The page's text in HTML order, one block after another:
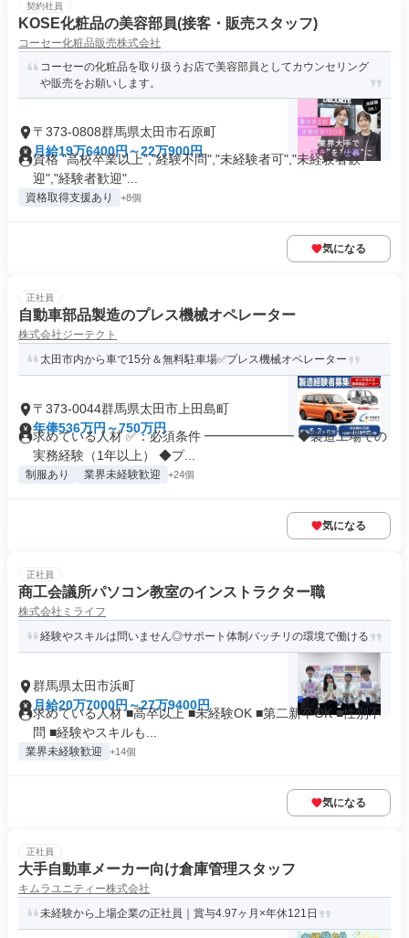
契約社員
KOSE化粧品の美容部員(接客・販売スタッフ)
コーセー化粧品販売株式会社
コーセーの化粧品を取り扱うお店で美容部員としてカウンセリング
や販売をお願いします。
〒373-0808群馬県太田市石原町
月給19万6400円～22万900円
資格 "高校卒業以上","経験不問","未経験者可","未経験者歓
迎","経験者歓迎"...
資格取得支援あり +8個
気になる
正社員
自動車部品製造のプレス機械オペレーター
株式会社ジーテクト
太田市内から車で15分＆無料駐車場✅プレス機械オペレーター
〒373-0044群馬県太田市上田島町
年俸536万円～750万円
求めている人材 ✅：必須条件 ━━━━━━━ ◆製造工場での
実務経験（1年以上） ◆プ...
制服あり 業界未経験歓迎 +24個
気になる
正社員
商工会議所パソコン教室のインストラクター職
株式会社ミライフ
経験やスキルは問いません◎サポート体制バッチリの環境で働ける
群馬県太田市浜町
月給20万7000円～27万9400円
求めている人材 ■高卒以上 ■未経験OK ■第二新卒OK ■性別不
問 ■経験やスキルも...
業界未経験歓迎 +14個
気になる
正社員
大手自動車メーカー向け倉庫管理スタッフ
キムラユニティー株式会社
未経験から上場企業の正社員｜賞与4.97ヶ月×年休121日